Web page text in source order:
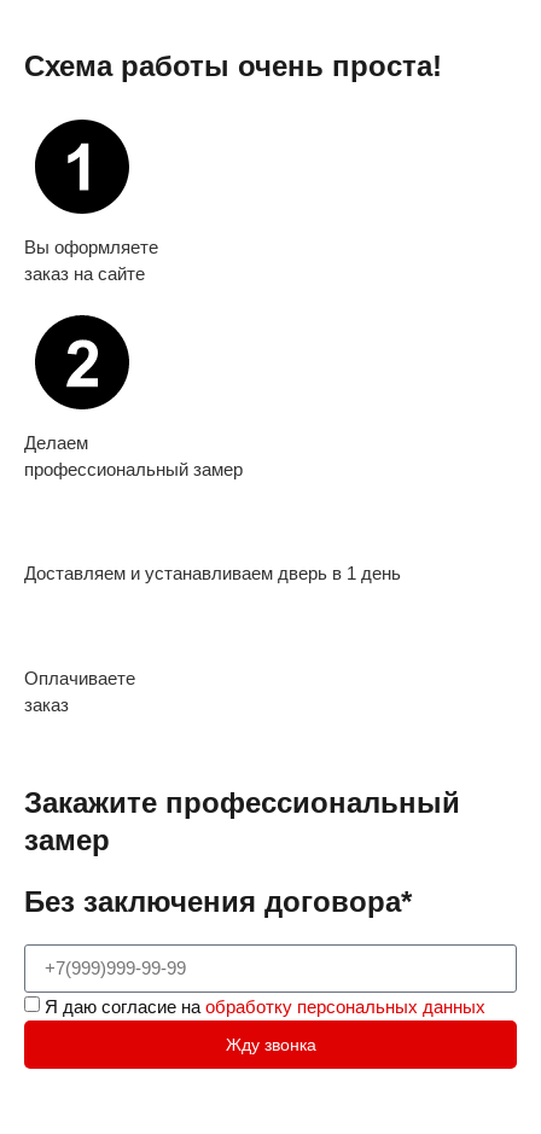
Схема работы очень проста!
Вы оформляете
заказ на сайте
Делаем
профессиональный замер
Доставляем и устанавливаем дверь в 1 день
Оплачиваете
заказ
Закажите профессиональный
замер
Без заключения договора*
Я даю согласие на обработку персональных данных
Жду звонка